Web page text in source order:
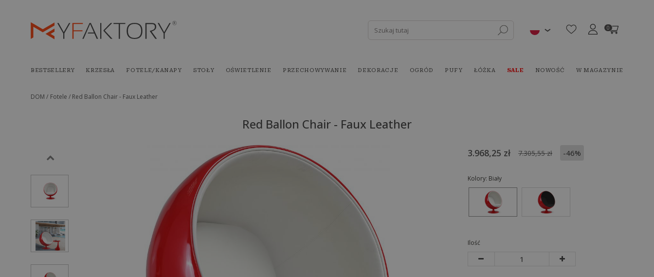
0
BESTSELLERY KRZESŁA FOTELE/KANAPY STOŁY OŚWIETLENIE PRZECHOWYWANIE DEKORACJE OGRÓD PUFY ŁÓŻKA SALE NOWOŚĆ W MAGAZYNIE
DOM / Fotele / Red Ballon Chair - Faux Leather
Red Ballon Chair - Faux Leather
3.968,25 zł 7.305,55 zł -46%
Kolory: Biały
Ilość